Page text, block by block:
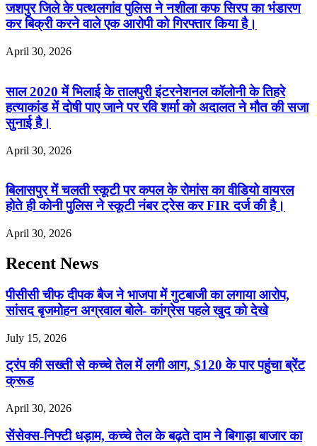
जशपुर जिले के पत्थलगांव पुलिस ने नशीला कफ सिरप का भंडारण
कर बिक्री करने वाले एक आरोपी को गिरफ्तार किया है।
April 30, 2026
साल 2020 में भिलाई के तालपुरी इंटरनेशनल कॉलोनी के तिहरे
हत्याकांड में दोषी पाए जाने पर रवि शर्मा को अदालत ने मौत की सजा
सुनाई है।
April 30, 2026
बिलासपुर में चलती स्कूटी पर कपल के रोमांस का वीडियो वायरल
होते ही कोनी पुलिस ने स्कूटी नंबर ट्रेस कर FIR दर्ज की है।
April 30, 2026
Recent News
पीसीसी चीफ दीपक बैज ने भाजपा में गुटबाजी का लगाया आरोप,
सांसद बृजमोहन अग्रवाल बोले- कांग्रेस पहले खुद को देखे
July 15, 2026
ट्रंप की सख्ती से कच्चे तेल में लगी आग, $120 के पार पहुंचा ब्रेंट
क्रूड
April 30, 2026
सेंसेक्स-निफ्टी धड़ाम, कच्चे तेल के बढ़ते दाम ने बिगाड़ा बाजार का